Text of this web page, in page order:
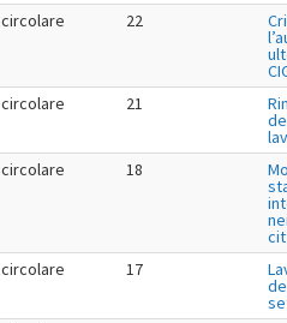
circolare 22
circolare 21
circolare 18
circolare 17